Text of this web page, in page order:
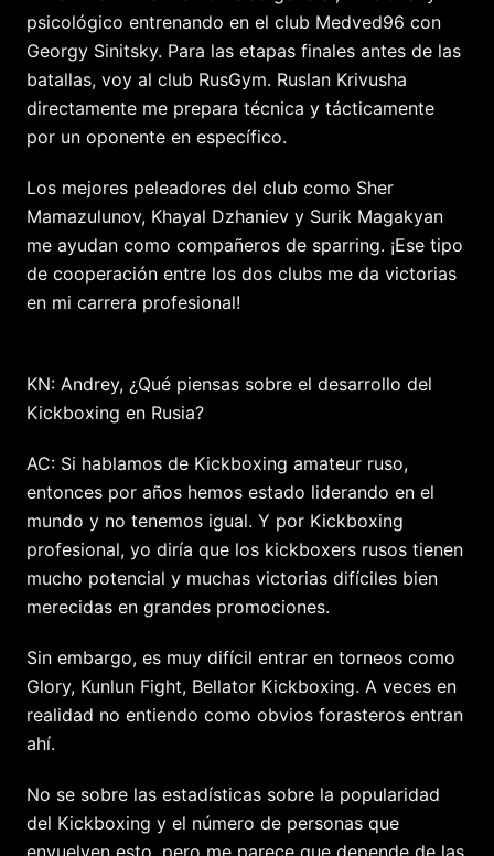
psicológico entrenando en el club Medved96 con
Georgy Sinitsky. Para las etapas finales antes de las
batallas, voy al club RusGym. Ruslan Krivusha
directamente me prepara técnica y tácticamente
por un oponente en específico.
Los mejores peleadores del club como Sher
Mamazulunov, Khayal Dzhaniev y Surik Magakyan
me ayudan como compañeros de sparring. ¡Ese tipo
de cooperación entre los dos clubs me da victorias
en mi carrera profesional!
KN: Andrey, ¿Qué piensas sobre el desarrollo del
Kickboxing en Rusia?
AC: Si hablamos de Kickboxing amateur ruso,
entonces por años hemos estado liderando en el
mundo y no tenemos igual. Y por Kickboxing
profesional, yo diría que los kickboxers rusos tienen
mucho potencial y muchas victorias difíciles bien
merecidas en grandes promociones.
Sin embargo, es muy difícil entrar en torneos como
Glory, Kunlun Fight, Bellator Kickboxing. A veces en
realidad no entiendo como obvios forasteros entran
ahí.
No se sobre las estadísticas sobre la popularidad
del Kickboxing y el número de personas que
envuelven esto, pero me parece que depende de las